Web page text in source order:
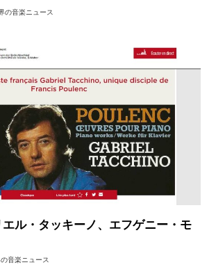
の音楽ニュース
エル・タッキーノ、エフゲニー・モ
音楽ニュース